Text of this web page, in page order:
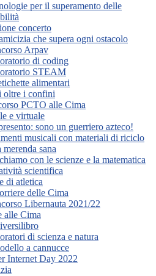
per il superamento delle
concerto
che supera ogni ostacolo
Arpav
di coding
STEAM
alimentari
oltre i confini
PCTO alle Cima
e virtuale
sono un guerriero azteco!
musicali con materiali di riciclo
merenda sana
con le scienze e la matematica
scientifica
di atletica
delle Cima
Libernauta 2021/22
alle Cima
di scienza e natura
a cannucce
Internet Day 2022